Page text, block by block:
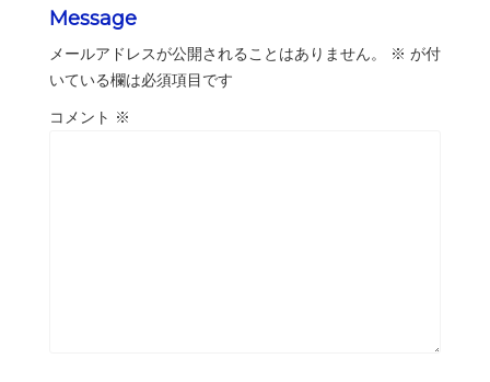
Message
メールアドレスが公開されることはありません。 ※ が付
いている欄は必須項目です
コメント ※